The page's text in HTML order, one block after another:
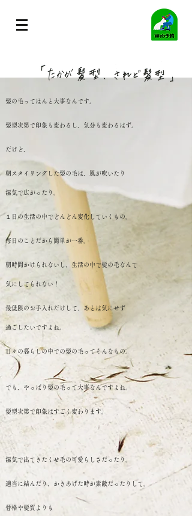
髪の毛ってほんと大事なんです。
髪型次第で印象も変わるし、気分も変わるはず。
だけど、
朝スタイリングした髪の毛は、風が吹いたり
湿気で広がったり。
１日の生活の中でどんどん変化していくもの。
毎日のことだから簡単が一番。
朝時間かけられないし、生活の中で髪の毛なんて
気にしてられない！
最低限のお手入れだけして、あとは気にせず
過ごしたいですよね。
日々の暮らしの中での髪の毛ってそんなもの。
でも、やっぱり髪の毛って大事なんですよね。
髪型次第で印象はすごく変わります。
湿気で出てきたくせ毛の可愛らしさだったり。
適当に結んだり、かきあげた時が素敵だったりして。
骨格や髪質よりも